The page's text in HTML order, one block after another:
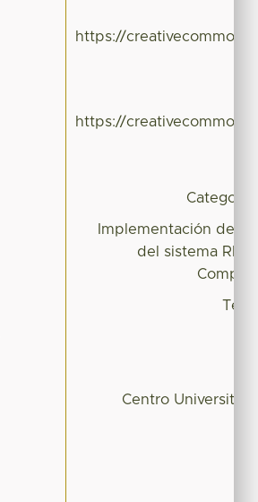
https://
https://
Implementación del
del sistema
Centro